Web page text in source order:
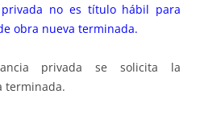
no es título hábil para
obra nueva terminada.
privada se solicita la
terminada.